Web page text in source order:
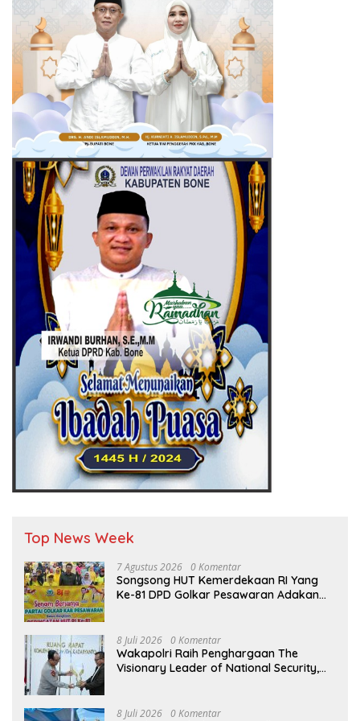
Top News Week
7 Agustus 2026 0 Komentar
Songsong HUT Kemerdekaan RI Yang
Ke-81 DPD Golkar Pesawaran Adakan
8 Juli 2026 0 Komentar
Wakapolri Raih Penghargaan The
Visionary Leader of National Security,
8 Juli 2026 0 Komentar